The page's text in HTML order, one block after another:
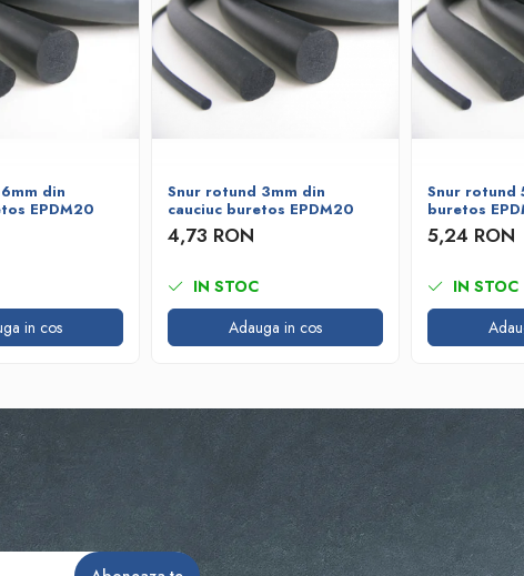
din
EPDM20
in cos
Snur rotund 3mm din
cauciuc buretos EPDM20
4,73 RON
IN STOC
Adauga in cos
Snur rotund
buretos
5,24 RON
IN STOC